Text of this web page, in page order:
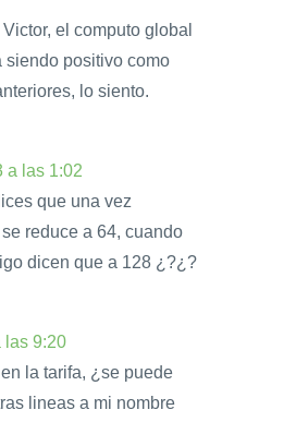
el computo global
siendo positivo como
lo siento.
a las 1:02
que una vez
reduce a 64, cuando
dicen que a 128 ¿?¿?
las 9:20
la tarifa, ¿se puede
lineas a mi nombre